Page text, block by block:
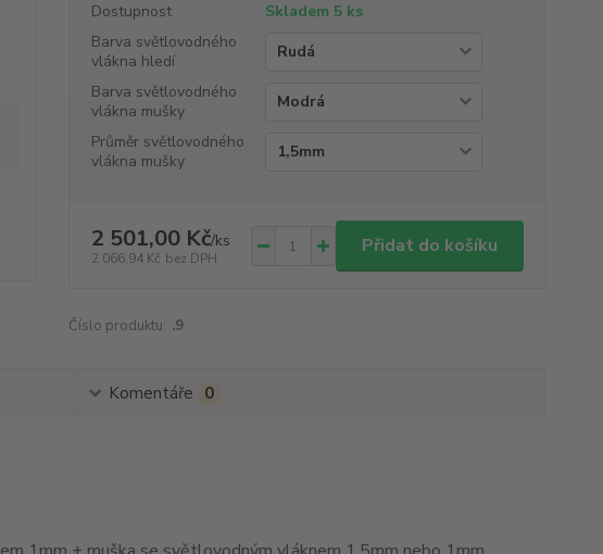
Dostupnost
Skladem 5 ks
Barva světlovodného
vlákna hledí
Barva světlovodného
vlákna mušky
Průměr světlovodného
vlákna mušky
2 501,00 Kč/ks
2 066,94 Kč bez DPH
Přidat do košíku
Číslo produktu: .9
Komentáře 0